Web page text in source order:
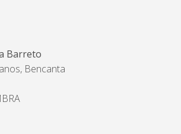
Barreto
Bencanta